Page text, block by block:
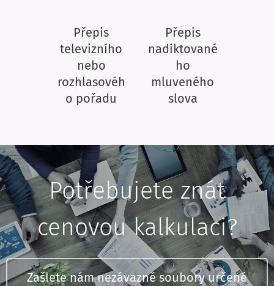
Přepis
televizního
nebo
rozhlasovéh
o pořadu
Přepis
nadiktované
ho
mluveného
slova
Potřebujete znát
cenovou kalkulaci?
Zašlete nám nezávazně soubory určené